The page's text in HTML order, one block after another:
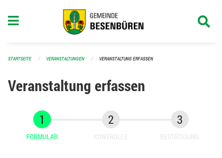
STARTSEITE VERANSTALTUNGEN VERANSTALTUNG ERFASSEN
Veranstaltung erfassen
FORMULAR KONTROLLE BESTÄTIGUNG